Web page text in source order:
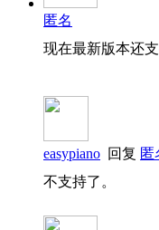
匿名
现在最新版本还
easypiano 回复 匿
不支持了。